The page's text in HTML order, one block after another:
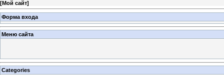
[Мой сайт]
Форма входа
Меню сайта
Categories